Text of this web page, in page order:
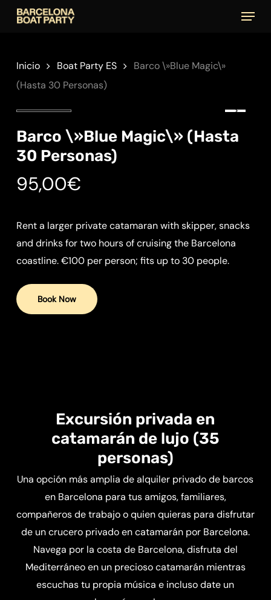
Skip
content
Menu
Inicio Boat Party ES
Barco \»Blue Magic\»
(Hasta 30 Personas)
Barco \»Blue Magic\» (Hasta
30 Personas)
95,00€
Rent a larger private catamaran with skipper, snacks
and drinks for two hours of cruising the Barcelona
coastline. €100 per person; fits up to 30 people.
Book Now
Excursión privada en
catamarán de lujo (35
personas)
Una opción más amplia de alquiler privado de barcos
en Barcelona para tus amigos, familiares,
compañeros de trabajo o quien quieras para disfrutar
de un crucero privado en catamarán por Barcelona.
Navega por la costa de Barcelona, disfruta del
Mediterráneo en un precioso catamarán mientras
escuchas tu propia música e incluso date un